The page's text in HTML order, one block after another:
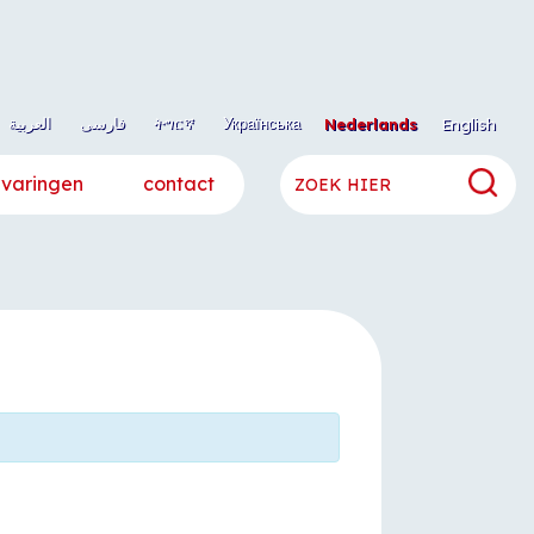
Nederlands English العربية فارسی ትግርኛ Українська
contact